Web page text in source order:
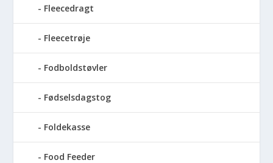
Fleecedragt
Fleecetrøje
Fodboldstøvler
Fødselsdagstog
Foldekasse
Food Feeder